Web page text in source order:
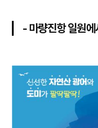
- 마량진항 일원